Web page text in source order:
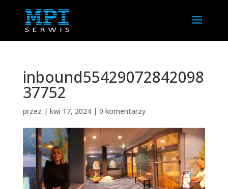
inbound55429072842098
37752
przez | kwi 17, 2024| 0 komentarzy